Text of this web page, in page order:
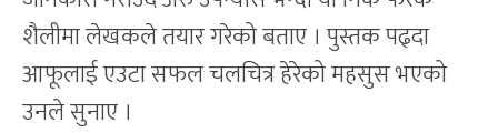
शैलीमा लेखकले तयार गरेको बताए । पुस्तक पढ्दा
आफूलाई एउटा सफल चलचित्र हेरेको महसुस भएको
उनले सुनाए ।